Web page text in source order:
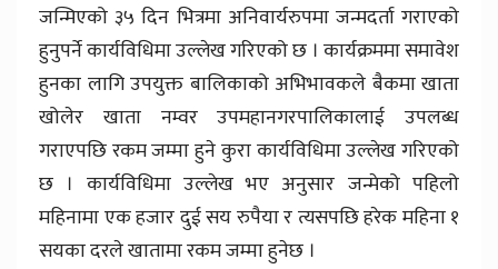
जन्मिएको ३५ दिन भित्रमा अनिवार्यरुपमा जन्मदर्ता गराएको
हुनुपर्ने कार्यविधिमा उल्लेख गरिएको छ । कार्यक्रममा समावेश
हुनका लागि उपयुक्त बालिकाको अभिभावकले बैकमा खाता
खोलेर खाता नम्वर उपमहानगरपालिकालाई उपलब्ध
गराएपछि रकम जम्मा हुने कुरा कार्यविधिमा उल्लेख गरिएको
छ । कार्यविधिमा उल्लेख भए अनुसार जन्मेको पहिलो
महिनामा एक हजार दुई सय रुपैया र त्यसपछि हरेक महिना १
सयका दरले खातामा रकम जम्मा हुनेछ ।